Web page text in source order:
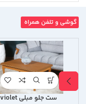
گوشی و تلفن همراه
ست جلو مبلی violet